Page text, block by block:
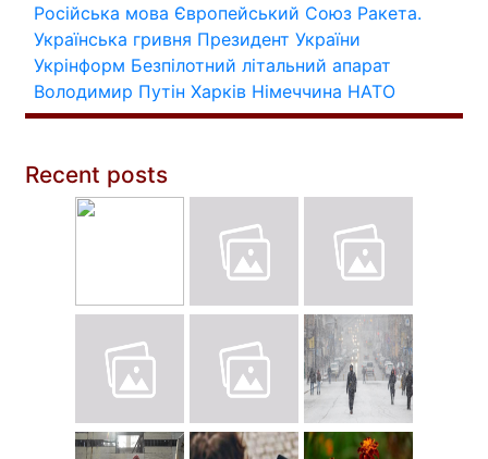
Російська мова Європейський Союз Ракета.
Українська гривня Президент України
Укрінформ Безпілотний літальний апарат
Володимир Путін Харків Німеччина НАТО
Recent posts